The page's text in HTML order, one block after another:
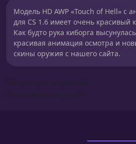
Модель HD AWP «Touch of Hell» с
для CS 1.6 имеет очень красивый
Как будто рука киборга
красивая анимация осмотра и
скины оружия с нашего сайта.